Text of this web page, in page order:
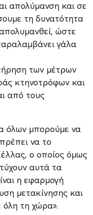
απολύμανση και σε
τη δυνατότητα
απολυμανθεί, ώστε
γάλα
των μέτρων
κτηνοτρόφων και
από τους
όλων μπορούμε να
να το
ο οποίος όμως
αυτά τα
η εφαρμογή
μετακίνησης και
τη χώρα».